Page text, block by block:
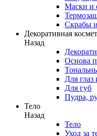
Маски и
Скрабы
Декоративная
Назад
Основа
Для глаз
Для губ
Пудра,
Тело
Назад
Тело
Уход за